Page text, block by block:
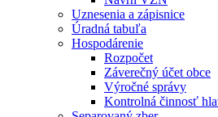
Uznesenia a zápisnice
Úradná tabuľa
Hospodárenie
Rozpočet
Záverečný účet obce
Výročné správy
Kontrolná činnosť